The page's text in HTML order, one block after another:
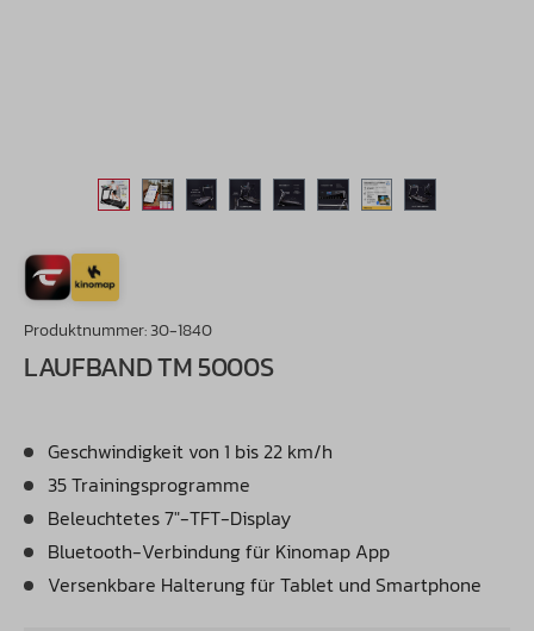
Produktnummer:30-1840
LAUFBAND TM 5000S
Geschwindigkeit von 1 bis 22 km/h
35 Trainingsprogramme
Beleuchtetes 7"-TFT-Display
Bluetooth-Verbindung für Kinomap App
Versenkbare Halterung für Tablet und Smartphone